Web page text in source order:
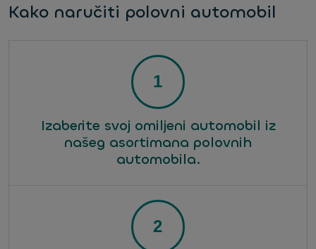
Kako naručiti polovni automobil
Izaberite svoj omiljeni automobil iz
našeg asortimana polovnih
automobila.